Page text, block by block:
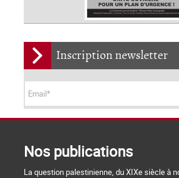
Inscription newsletter
Nos publications
La question palestinienne, du XIXe siècle à